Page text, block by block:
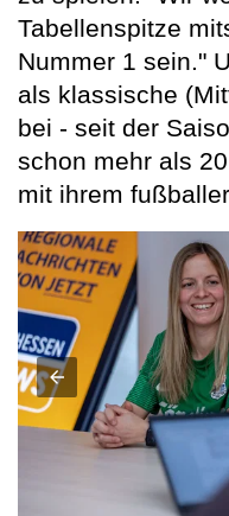
Tabellenspitze
Nummer 1 sein."
als klassische
bei - seit der
schon mehr als
mit ihrem